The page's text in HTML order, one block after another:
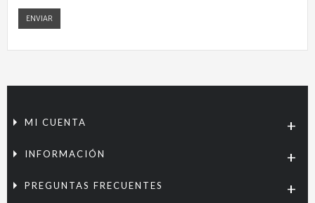
ENVIAR
MI CUENTA
INFORMACIÓN
PREGUNTAS FRECUENTES